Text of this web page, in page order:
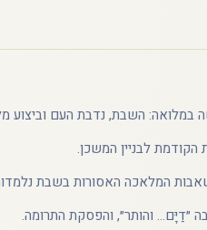
במלואה: השבת, נדבת העם וביצוע
לבניין המשכן.
המלאכה האסורות בשבת
״דַיָּם... והותר״, והפסקת התרומה.